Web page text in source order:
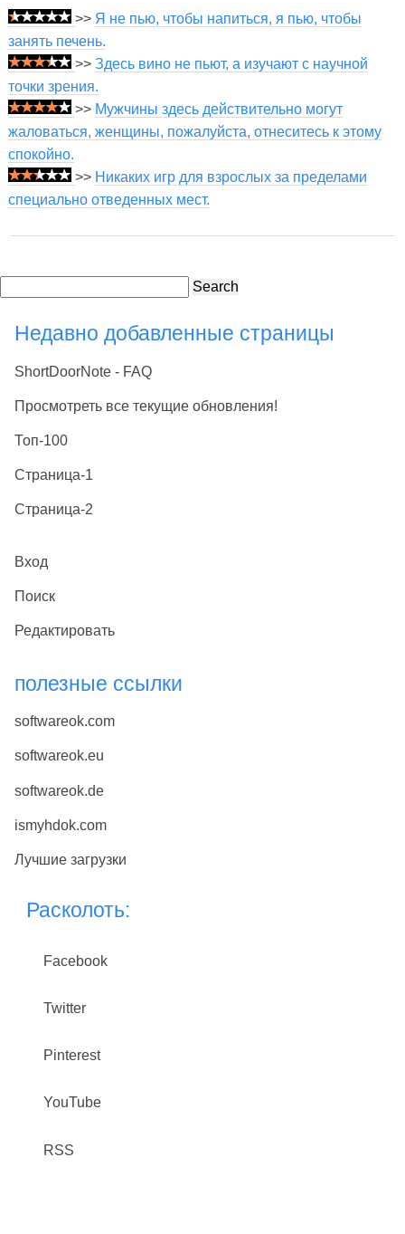
>> Я не пью, чтобы напиться, я пью, чтобы
занять печень.
>> Здесь вино не пьют, а изучают с научной
точки зрения.
>> Мужчины здесь действительно могут
жаловаться, женщины, пожалуйста, отнеситесь к этому
спокойно.
>> Никаких игр для взрослых за пределами
специально отведенных мест.
Search
Недавно добавленные страницы
ShortDoorNote - FAQ
Просмотреть все текущие обновления!
Топ-100
Страница-1
Страница-2
Вход
Поиск
Редактировать
полезные ссылки
softwareok.com
softwareok.eu
softwareok.de
ismyhdok.com
Лучшие загрузки
Расколоть:
Facebook
Twitter
Pinterest
YouTube
RSS